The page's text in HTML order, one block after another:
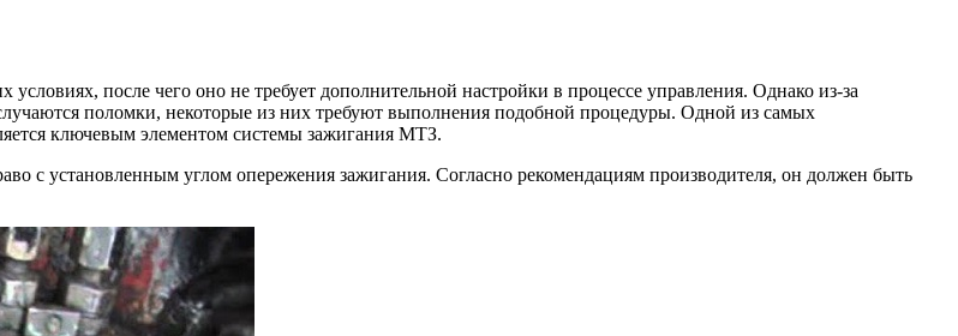
условиях, после чего оно не требует дополнительной настройки в процессе управления. Однако из-за
поломки, некоторые из них требуют выполнения подобной процедуры. Одной из самых
ключевым элементом системы зажигания МТЗ.
с установленным углом опережения зажигания. Согласно рекомендациям производителя, он должен быть